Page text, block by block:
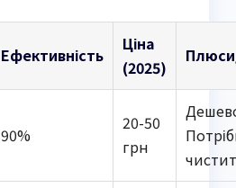
Ефективність
Ціна
(2025)
90%
20-50
грн